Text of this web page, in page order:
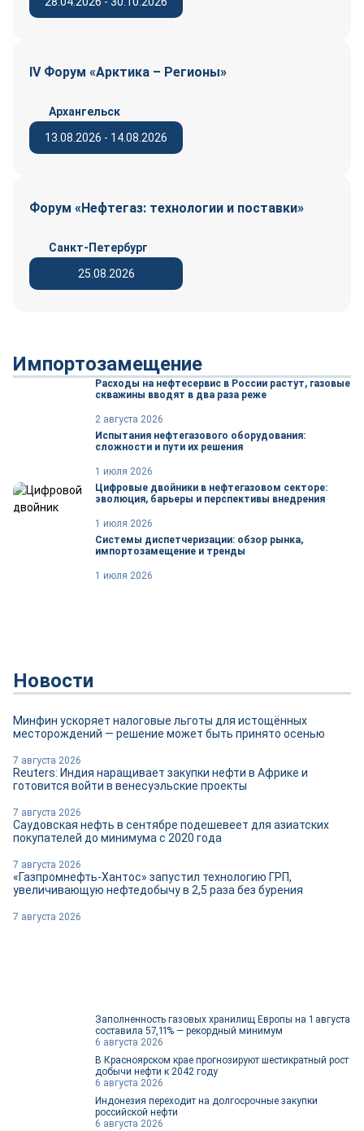
IV Форум «Арктика – Регионы»
13.08.2026 - 14.08.2026
Архангельск
Форум «Нефтегаз: технологии и поставки»
25.08.2026
Санкт-Петербург
Импортозамещение
Расходы на нефтесервис в России растут, газовые
скважины вводят в два раза реже
2 августа 2026
Испытания нефтегазового оборудования:
сложности и пути их решения
1 июля 2026
Цифровые двойники в нефтегазовом секторе:
эволюция, барьеры и перспективы внедрения
1 июля 2026
Системы диспетчеризации: обзор рынка,
импортозамещение и тренды
1 июля 2026
Новости
Минфин ускоряет налоговые льготы для истощённых
месторождений — решение может быть принято осенью
7 августа 2026
Reuters: Индия наращивает закупки нефти в Африке и
готовится войти в венесуэльские проекты
7 августа 2026
Саудовская нефть в сентябре подешевеет для азиатских
покупателей до минимума с 2020 года
7 августа 2026
«Газпромнефть-Хантос» запустил технологию ГРП,
увеличивающую нефтедобычу в 2,5 раза без бурения
7 августа 2026
Заполненность газовых хранилищ Европы на 1 августа
составила 57,11% — рекордный минимум
6 августа 2026
В Красноярском крае прогнозируют шестикратный рост
добычи нефти к 2042 году
6 августа 2026
Индонезия переходит на долгосрочные закупки
российской нефти
6 августа 2026